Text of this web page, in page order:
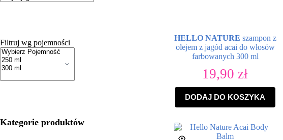
HELLO NATURE szampon z
olejem z jagód acai do włosów
farbowanych 300 ml
19,90 zł
DODAJ DO KOSZYKA
Filtruj wg pojemności
Kategorie produktów